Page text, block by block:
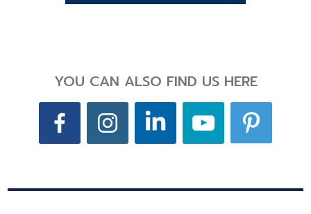
YOU CAN ALSO FIND US HERE